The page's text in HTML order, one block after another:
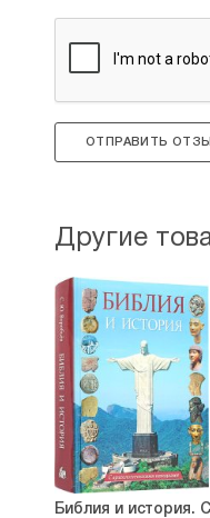
ОТПРАВИТЬ
Другие
Библия и история. С